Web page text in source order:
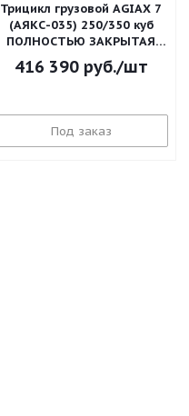
Трицикл грузовой AGIAX 7
(АЯКС-035) 250/350 куб
ПОЛНОСТЬЮ ЗАКРЫТАЯ
КАБИНА, ПОНИЖАЮЩАЯ
ПЕРЕДАЧА
416 390руб./шт
Под заказ